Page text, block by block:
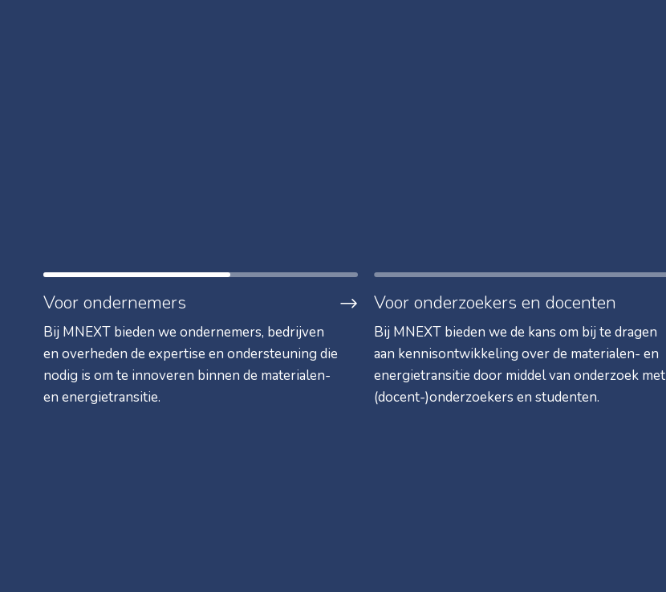
Voor ondernemers
Bij MNEXT bieden we ondernemers, bedrijven
en overheden de expertise en ondersteuning die
nodig is om te innoveren binnen de materialen-
en energietransitie.
Voor onderzoekers en docenten
Bij MNEXT bieden we de kans om bij te dragen
aan kennisontwikkeling over de materialen- en
energietransitie door middel van onderzoek met
(docent-)onderzoekers en studenten.